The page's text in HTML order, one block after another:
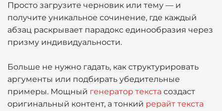
Просто загрузите черновик или тему — и
получите уникальное сочинение, где каждый
абзац раскрывает парадокс единообразия через
призму индивидуальности.
Больше не нужно гадать, как структурировать
аргументы или подбирать убедительные
примеры. Мощный генератор текста создаст
оригинальный контент, а тонкий рерайт текста